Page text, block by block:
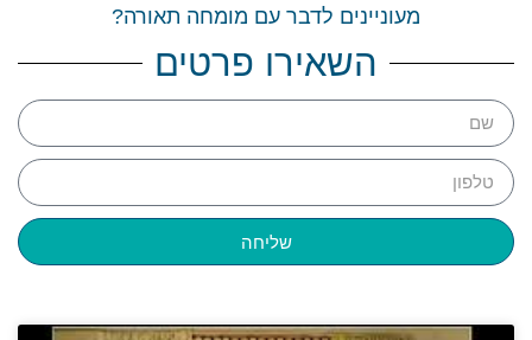
מעוניינים לדבר עם מומחה תאורה?
השאירו פרטים
שליחה